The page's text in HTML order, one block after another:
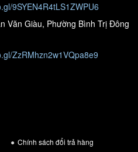
9SYEN4R4tLS1ZWPU6
Văn Giàu, Phường Bình Trị Đông
ZzRMhzn2w1VQpa8e9
Chính sách đổi trả hàng